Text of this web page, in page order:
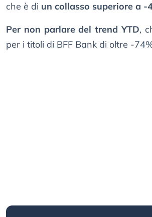
che è di un collasso superiore a -
Per non parlare del trend YTD,
per i titoli di BFF Bank di oltre -